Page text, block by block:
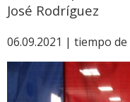
José Rodríguez
06.09.2021 | tiempo de